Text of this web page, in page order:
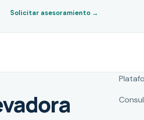
Solicitar asesoramiento →